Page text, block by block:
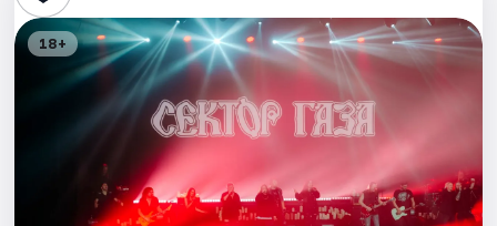
Стендап
Выставки
18+